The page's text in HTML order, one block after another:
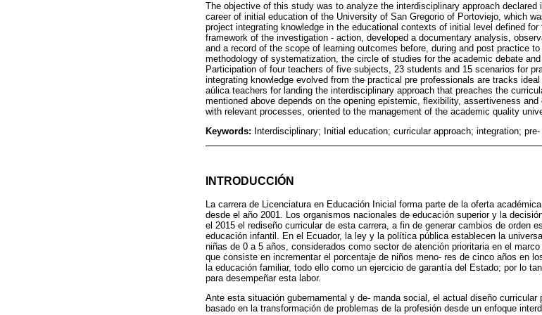
The objective of this study was to analyze the interdisciplinary approach
career of initial education of the University of San Gregorio of Portoviejo, which
project integrating knowledge in the educational contexts of initial level defined
framework of the investigation - action, developed a documentary analysis,
and a record of the scope of learning outcomes before, during and post practice
methodology of systematization, the circle of studies for the academic debate
Participation of four teachers of five subjects, 23 students and 15 scenarios for
integrating knowledge evolved from the practical pre professionals are tracks
aúlica teachers for landing the interdisciplinary approach that preaches the
mentioned above depends on the opening epistemic, flexibility, assertiveness
with relevant processes, oriented to the management of the academic quality
Keywords: Interdisciplinary; Initial education; curricular approach; integration;
INTRODUCCIÓN
La carrera de Licenciatura en Educación Inicial forma parte de la oferta
desde el año 2001. Los organismos nacionales de educación superior y la
el 2015 el rediseño curricular de esta carrera, a fin de generar cambios de orden
educación infantil. En el Ecuador, la ley y la política pública establecen la
niñas de 0 a 5 años, considerados como sector de atención prioritaria en el
que consiste en incrementar el porcentaje de niños meno- res de cinco años en
la educación familiar, todo ello como un ejercicio de garantía del Estado; por lo
para desempeñar esta labor.
Ante esta situación gubernamental y de- manda social, el actual diseño
basado en la transformación de problemas de la profesión desde un enfoque